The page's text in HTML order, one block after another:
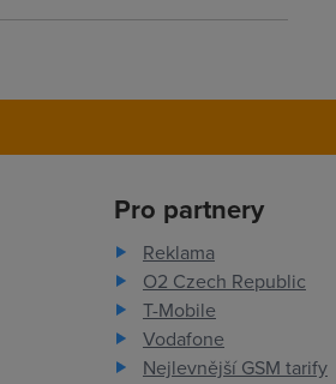
Pro partnery
Reklama
O2 Czech Republic
T-Mobile
Vodafone
Nejlevnější GSM tarify